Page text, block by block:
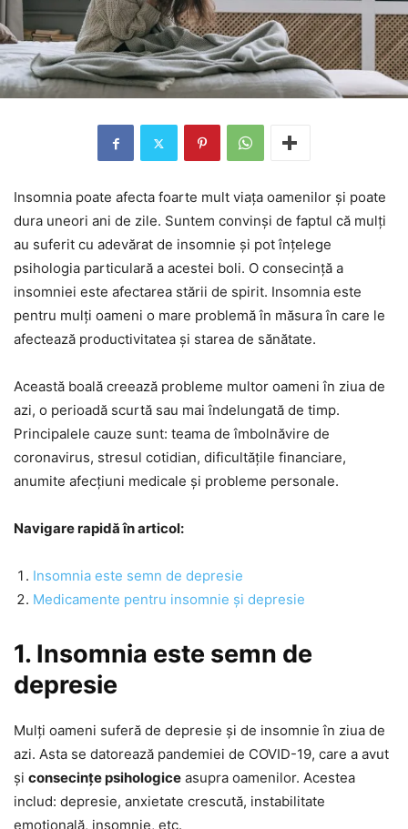
Insomnia poate afecta foarte mult viața oamenilor și poate
dura uneori ani de zile. Suntem convinși de faptul că mulți
au suferit cu adevărat de insomnie și pot înțelege
psihologia particulară a acestei boli. O consecință a
insomniei este afectarea stării de spirit. Insomnia este
pentru mulți oameni o mare problemă în măsura în care le
afectează productivitatea și starea de sănătate.
Această boală creează probleme multor oameni în ziua de
azi, o perioadă scurtă sau mai îndelungată de timp.
Principalele cauze sunt: teama de îmbolnăvire de
coronavirus, stresul cotidian, dificultățile financiare,
anumite afecțiuni medicale și probleme personale.
Navigare rapidă în articol:
Insomnia este semn de depresie
Medicamente pentru insomnie și depresie
1. Insomnia este semn de
depresie
Mulți oameni suferă de depresie și de insomnie în ziua de
azi. Asta se datorează pandemiei de COVID-19, care a avut
și consecințe psihologice asupra oamenilor. Acestea
includ: depresie, anxietate crescută, instabilitate
emoțională, insomnie, etc.